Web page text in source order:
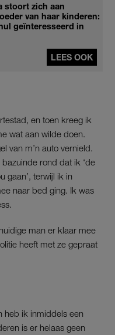
stoort zich aan
van haar kinderen:
geïnteresseerd in
LEES OOK
en toen kreeg ik
wat aan wilde doen.
van m’n auto vernield.
rond dat ik ‘de
gaan’, terwijl ik in
naar bed ging. Ik was
man er klaar mee
heeft met ze gepraat
heb ik inmiddels een
is er helaas geen